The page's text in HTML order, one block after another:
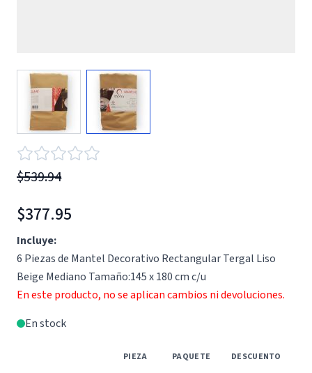
View larger imageView larger image
$539.94
$377.95
Incluye:
6 Piezas de Mantel Decorativo Rectangular Tergal Liso
Beige Mediano Tamaño:145 x 180 cm c/u
En este producto, no se aplican cambios ni devoluciones.
En stock
PIEZA PAQUETE DESCUENTO